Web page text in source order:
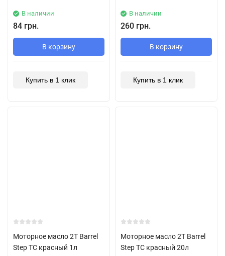
В наличии
84 грн.
В корзину
Купить в 1 клик
В наличии
260 грн.
В корзину
Купить в 1 клик
Моторное масло 2T Barrel
Step TC красный 1л
Моторное масло 2T Barrel
Step TC красный 20л